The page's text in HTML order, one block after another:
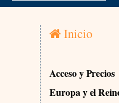
Inicio
Acceso y Precios
Europa y el